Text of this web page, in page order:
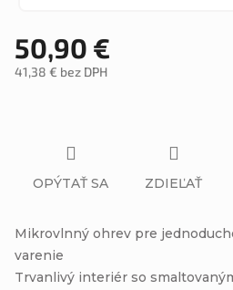
50,90 €
41,38 € bez DPH
Mikrovlnný ohrev pre
varenie
Trvanlivý interiér so
OPÝTAŤ SA ZDIEĽAŤ